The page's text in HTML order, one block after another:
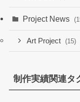
Project News
Art Project (15)
制作実績関連タ